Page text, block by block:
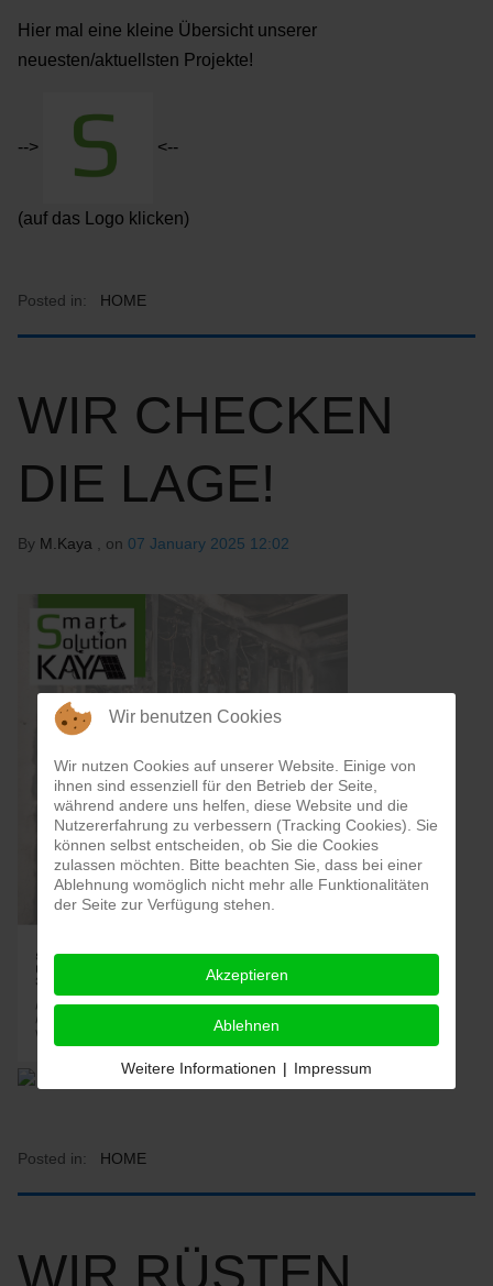
Hier mal eine kleine Übersicht unserer
neuesten/aktuellsten Projekte!
--> <--
(auf das Logo klicken)
Posted in: HOME
WIR CHECKEN
DIE LAGE!
By M.Kaya , on 07 January 2025 12:02
Posted in: HOME
WIR RÜSTEN
Wir benutzen Cookies
Wir nutzen Cookies auf unserer Website. Einige von
ihnen sind essenziell für den Betrieb der Seite,
während andere uns helfen, diese Website und die
Nutzererfahrung zu verbessern (Tracking Cookies). Sie
können selbst entscheiden, ob Sie die Cookies
zulassen möchten. Bitte beachten Sie, dass bei einer
Ablehnung womöglich nicht mehr alle Funktionalitäten
der Seite zur Verfügung stehen.
Akzeptieren
Ablehnen
Weitere Informationen | Impressum